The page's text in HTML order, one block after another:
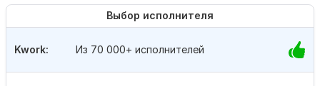
Выбор исполнителя
Kwork: Из 70 000+ исполнителей